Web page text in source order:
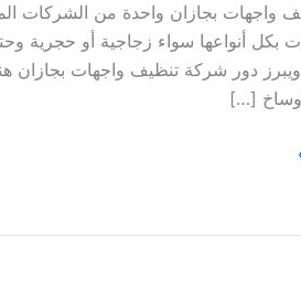
واجهات بجازان واحدة من الشركات
بكل أنواعها سواء زجاجية أو حجرية
دور شركة تنظيف واجهات بجازان
[…]